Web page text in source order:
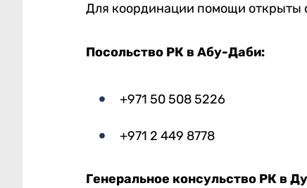
Для координации помощи открыты
Посольство РК в Абу-Даби:
+971 50 508 5226
+971 2 449 8778
Генеральное консульство РК в